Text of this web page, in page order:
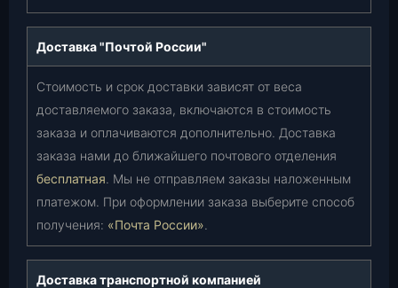
Доставка "Почтой России"
Стоимость и срок доставки зависят от веса
доставляемого заказа, включаются в стоимость
заказа и оплачиваются дополнительно. Доставка
заказа нами до ближайшего почтового отделения
бесплатная. Мы не отправляем заказы наложенным
платежом. При оформлении заказа выберите способ
получения: «Почта России».
Доставка транспортной компанией